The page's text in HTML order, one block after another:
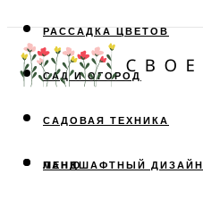
РАССАДКА ЦВЕТОВ
САД И ОГОРОД
САДОВАЯ ТЕХНИКА
ЛАНДШАФТНЫЙ ДИЗАЙН
МЕНЮ